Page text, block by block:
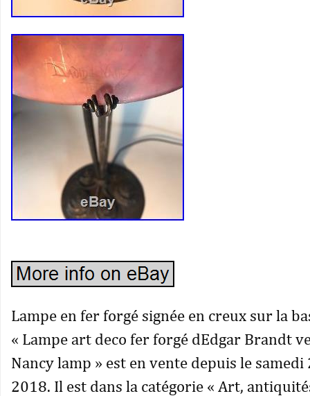
Lampe en fer forgé signée en creux sur la
« Lampe art deco fer forgé dEdgar Brandt
Nancy lamp » est en vente depuis le
2018. Il est dans la catégorie « Art,